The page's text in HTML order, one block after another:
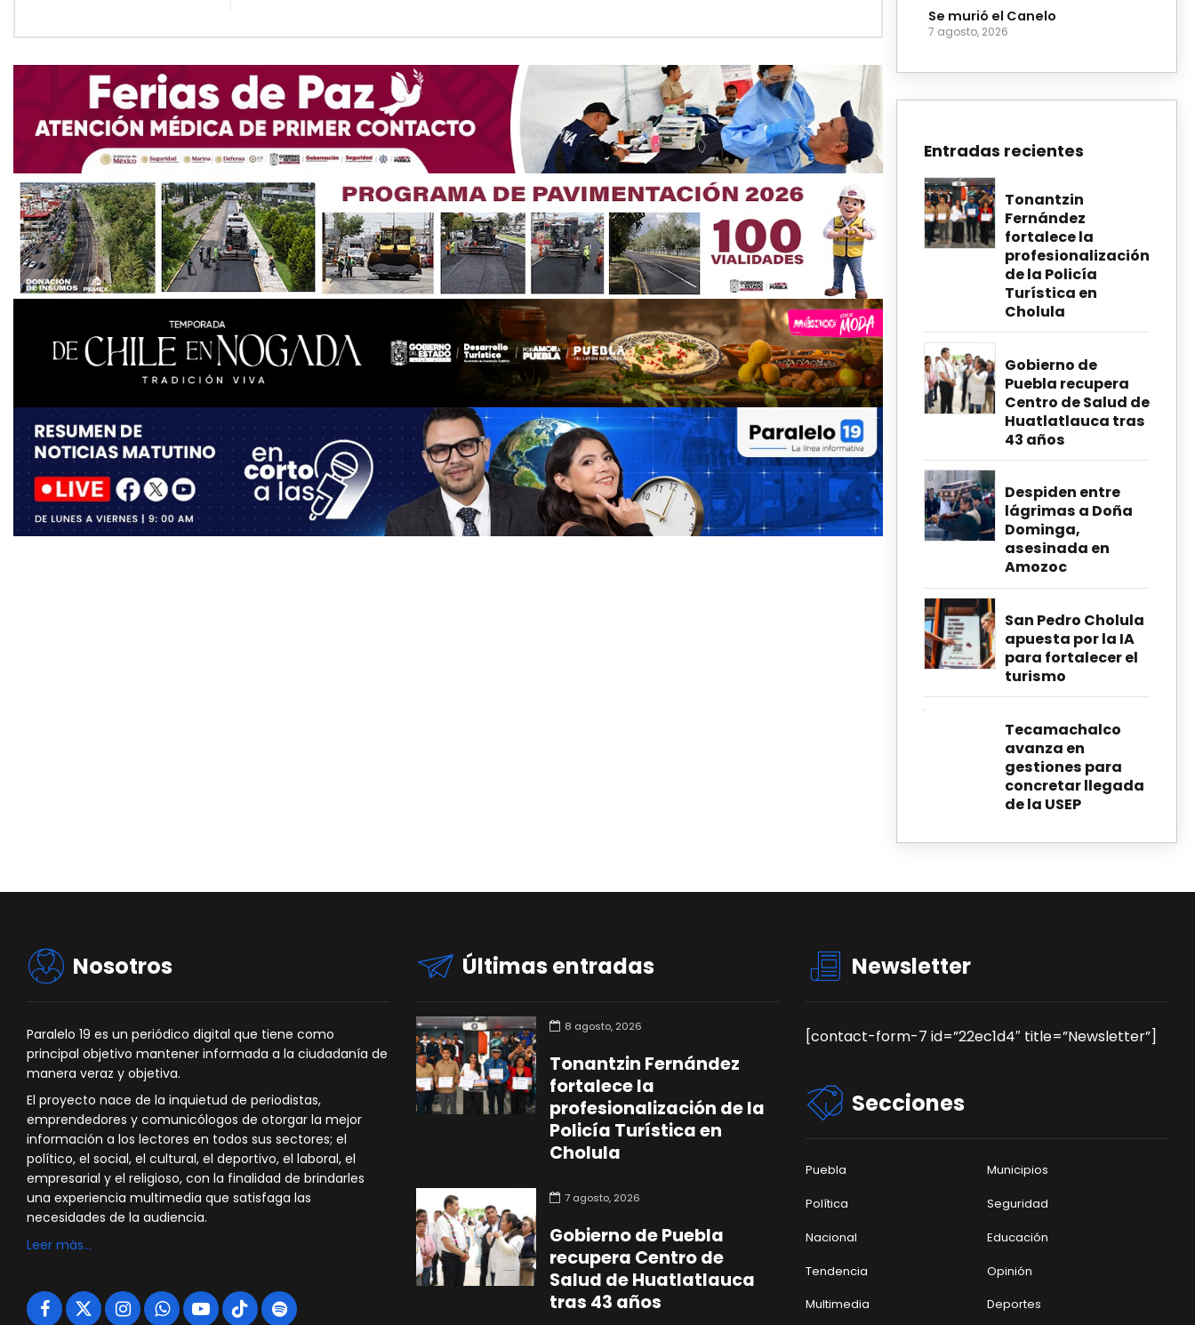
Se murió el Canelo
7 agosto, 2026
Entradas recientes
Tonantzin
Fernández
fortalece la
profesionalización
de la Policía
Turística en
Cholula
Gobierno de
Puebla recupera
Centro de Salud de
Huatlatlauca tras
43 años
Despiden entre
lágrimas a Doña
Dominga,
asesinada en
Amozoc
San Pedro Cholula
apuesta por la IA
para fortalecer el
turismo
Tecamachalco
avanza en
gestiones para
concretar llegada
de la USEP
Nosotros
Paralelo 19 es un periódico digital que tiene como
principal objetivo mantener informada a la ciudadanía de
manera veraz y objetiva.
El proyecto nace de la inquietud de periodistas,
emprendedores y comunicólogos de otorgar la mejor
información a los lectores en todos sus sectores; el
político, el social, el cultural, el deportivo, el laboral, el
empresarial y el religioso, con la finalidad de brindarles
una experiencia multimedia que satisfaga las
necesidades de la audiencia.
Leer más…
Últimas entradas
8 agosto, 2026
Tonantzin Fernández
fortalece la
profesionalización de la
Policía Turística en
Cholula
7 agosto, 2026
Gobierno de Puebla
recupera Centro de
Salud de Huatlatlauca
tras 43 años
Newsletter
[contact-form-7 id=”22ec1d4″ title=”Newsletter”]
Secciones
Puebla
Municipios
Política
Seguridad
Nacional
Educación
Tendencia
Opinión
Multimedia
Deportes